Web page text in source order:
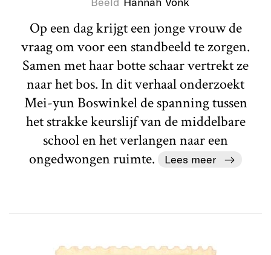
Op een dag krijgt een jonge vrouw de
vraag om voor een standbeeld te zorgen.
Samen met haar botte schaar vertrekt ze
naar het bos. In dit verhaal onderzoekt
Mei-yun Boswinkel de spanning tussen
het strakke keurslijf van de middelbare
school en het verlangen naar een
ongedwongen ruimte.
Lees meer